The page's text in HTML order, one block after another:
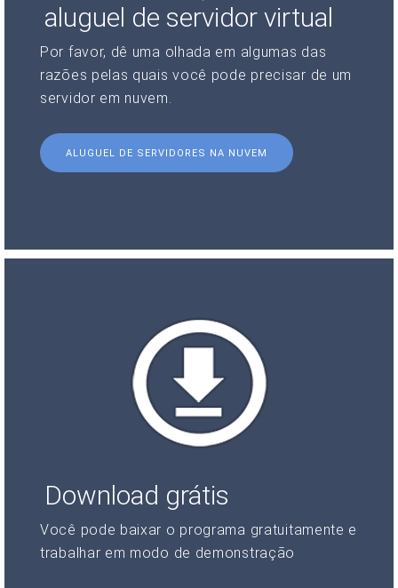
aluguel de servidor virtual
Por favor, dê uma olhada em algumas das
razões pelas quais você pode precisar de um
servidor em nuvem.
ALUGUEL DE SERVIDORES NA NUVEM
Download grátis
Você pode baixar o programa gratuitamente e
trabalhar em modo de demonstração